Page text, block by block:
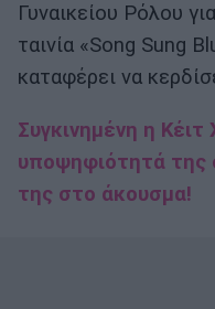
Γυναικείου Ρόλου
ταινία «Song Sung
καταφέρει να
Συγκινημένη η
υποψηφιότητά της
της στο άκουσμα!